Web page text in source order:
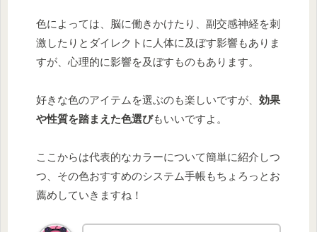
色によっては、脳に働きかけたり、副交感神経を刺
激したりとダイレクトに人体に及ぼす影響もありま
すが、心理的に影響を及ぼすものもあります。
好きな色のアイテムを選ぶのも楽しいですが、 効果
や性質を踏まえた色選びもいいですよ。
ここからは代表的なカラーについて簡単に紹介しつ
つ、その色おすすめのシステム手帳もちょろっとお
薦めしていきますね！